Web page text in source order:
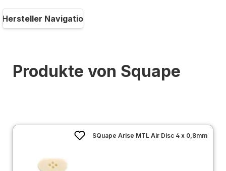
Hersteller Navigation
Produkte von Squape
SQuape Arise MTL Air Disc 4 x 0,8mm